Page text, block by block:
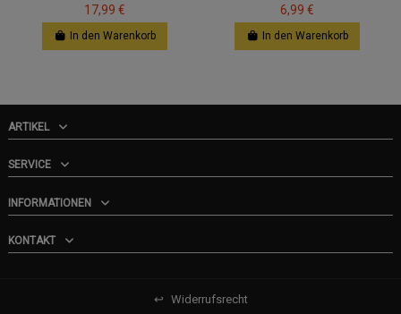
17,99 €
In den Warenkorb
6,99 €
In den Warenkorb
ARTIKEL
SERVICE
INFORMATIONEN
KONTAKT
↩ Widerrufsrecht